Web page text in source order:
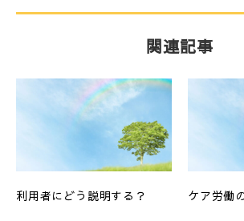
関連記事
利用者にどう説明する？ ケア労働